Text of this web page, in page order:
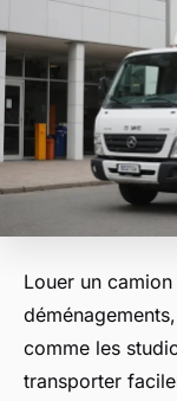
Louer un
comme les
transporter